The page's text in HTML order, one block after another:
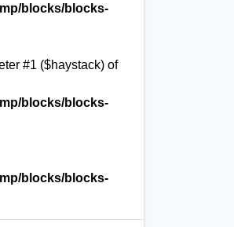
blocks/blocks-
#1 ($haystack) of
blocks/blocks-
blocks/blocks-